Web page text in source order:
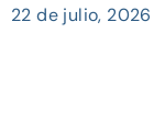
22 de julio, 2026